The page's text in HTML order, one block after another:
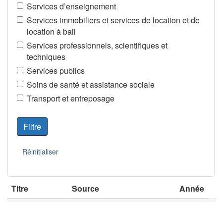
Services d’enseignement
Services immobiliers et services de location et de
location à bail
Services professionnels, scientifiques et
techniques
Services publics
Soins de santé et assistance sociale
Transport et entreposage
Titre Source
Année